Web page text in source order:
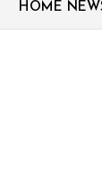
HOME